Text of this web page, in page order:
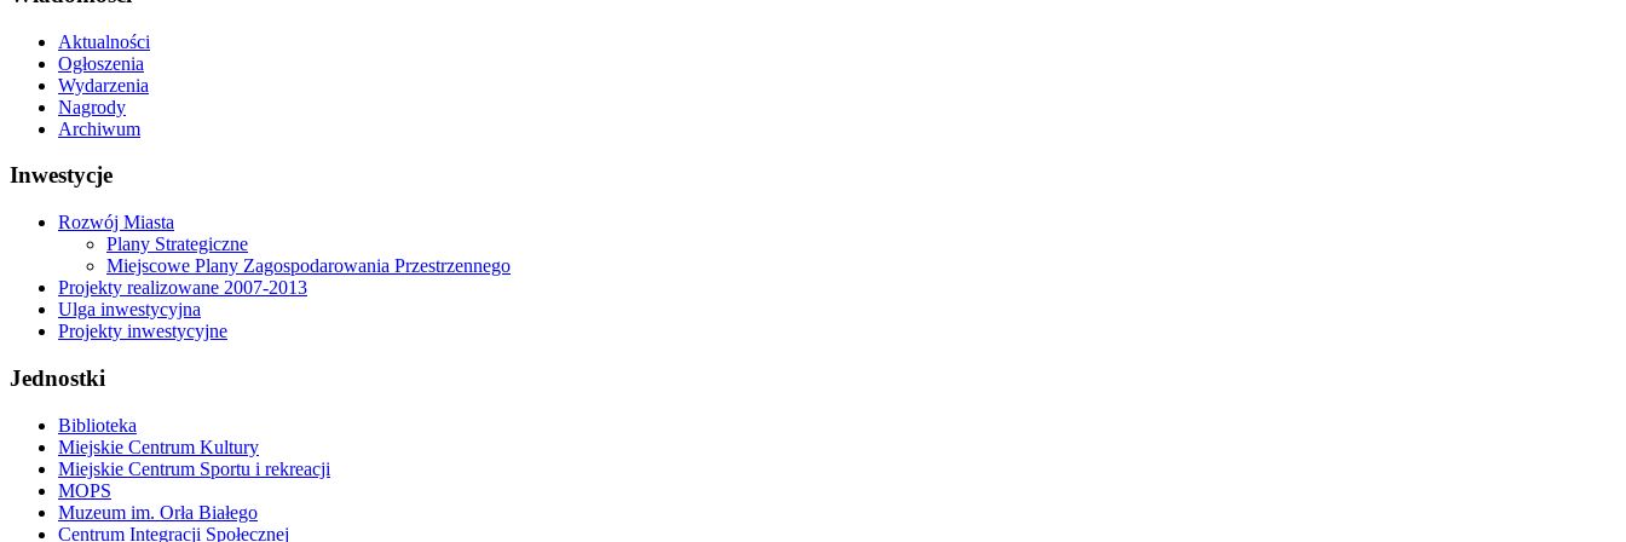
Aktualności
Ogłoszenia
Wydarzenia
Nagrody
Archiwum
Inwestycje
Rozwój Miasta
Plany Strategiczne
Miejscowe Plany Zagospodarowania Przestrzennego
Projekty realizowane 2007-2013
Ulga inwestycyjna
Projekty inwestycyjne
Jednostki
Biblioteka
Miejskie Centrum Kultury
Miejskie Centrum Sportu i rekreacji
MOPS
Muzeum im. Orła Białego
Centrum Integracji Społecznej